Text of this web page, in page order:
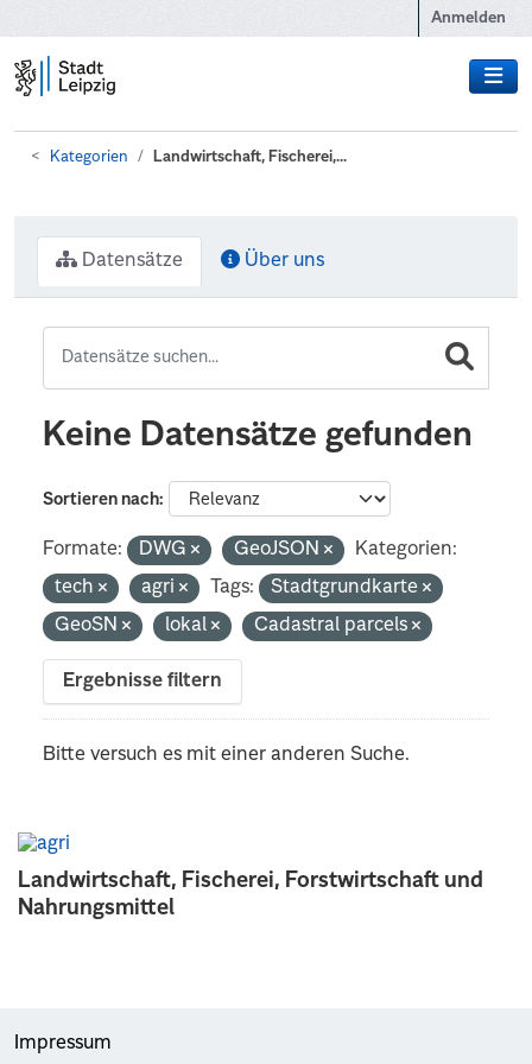
Anmelden
Kategorien Landwirtschaft, Fischerei,...
Landwirtschaft, Fischerei, Forstwirtschaft und
Nahrungsmittel
Datensätze Über uns
Keine Datensätze gefunden
Sortieren nach
Formate: DWG GeoJSON
Kategorien:
tech
agri Tags:
Stadtgrundkarte
GeoSN
lokal Cadastral parcels
Ergebnisse filtern
Bitte versuch es mit einer anderen Suche.
Impressum